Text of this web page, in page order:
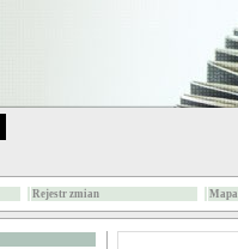
Rejestr zmian